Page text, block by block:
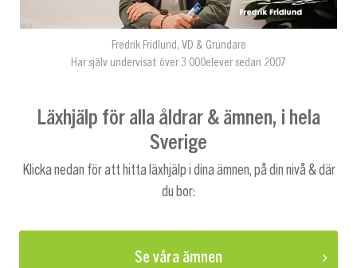
Fredrik Fridlund, VD & Grundare
Har själv undervisat över 3 000elever sedan 2007
Läxhjälp för alla åldrar & ämnen, i hela
Sverige
Klicka nedan för att hitta läxhjälp i dina ämnen, på din nivå & där
du bor:
Se våra ämnen